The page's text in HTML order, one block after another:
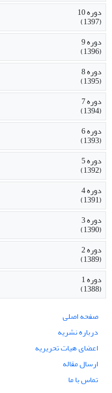
دوره 10
(1397)
دوره 9
(1396)
دوره 8
(1395)
دوره 7
(1394)
دوره 6
(1393)
دوره 5
(1392)
دوره 4
(1391)
دوره 3
(1390)
دوره 2
(1389)
دوره 1
(1388)
صفحه اصلی
درباره نشریه
اعضای هیات تحریریه
ارسال مقاله
تماس با ما